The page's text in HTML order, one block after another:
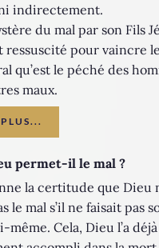
indirectement.
du mal par son Fils
ressuscité pour vaincre le
qu’est le péché des
maux.
permet-il le mal ?
la certitude que Dieu
le mal s’il ne faisait pas
Cela, Dieu l’a déjà